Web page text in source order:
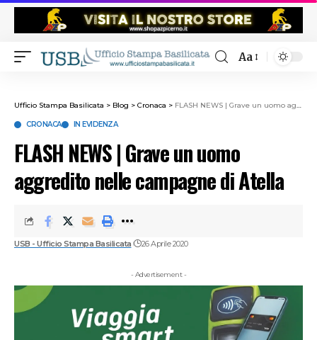
Aa
Ufficio Stampa Basilicata > Blog > Cronaca > FLASH NEWS | Grave un uomo aggredito nelle campagne di Atella
CRONACA IN EVIDENZA
FLASH NEWS | Grave un uomo
aggredito nelle campagne di Atella
USB - Ufficio Stampa Basilicata 26 Aprile 2020
- Advertisement -